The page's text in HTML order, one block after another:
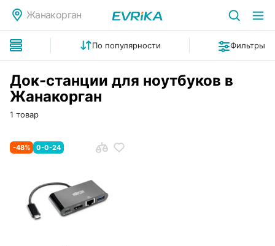
Жанакорган
По популярности Фильтры
Док-станции для ноутбуков в
Жанакорган
1 товар
-48% 0-0-24